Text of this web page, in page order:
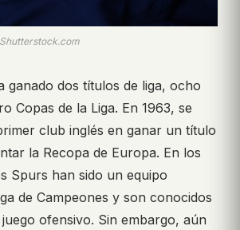
ganado dos títulos de liga, ocho
Copas de la Liga. En 1963, se
club inglés en ganar un título
la Recopa de Europa. En los
Spurs han sido un equipo
de Campeones y son conocidos
ofensivo. Sin embargo, aún